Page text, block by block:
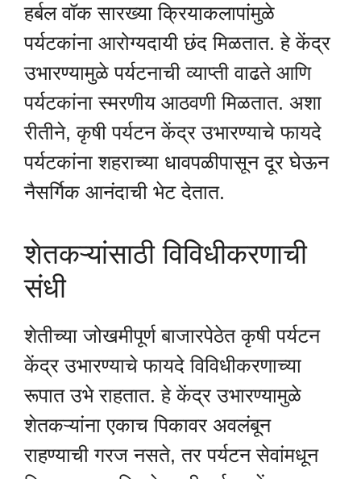
हर्बल वॉक सारख्या क्रियाकलापांमुळे
पर्यटकांना आरोग्यदायी छंद मिळतात. हे केंद्र
उभारण्यामुळे पर्यटनाची व्याप्ती वाढते आणि
पर्यटकांना स्मरणीय आठवणी मिळतात. अशा
रीतीने, कृषी पर्यटन केंद्र उभारण्याचे फायदे
पर्यटकांना शहराच्या धावपळीपासून दूर घेऊन
नैसर्गिक आनंदाची भेट देतात.
शेतकऱ्यांसाठी विविधीकरणाची
संधी
शेतीच्या जोखमीपूर्ण बाजारपेठेत कृषी पर्यटन
केंद्र उभारण्याचे फायदे विविधीकरणाच्या
रूपात उभे राहतात. हे केंद्र उभारण्यामुळे
शेतकऱ्यांना एकाच पिकावर अवलंबून
राहण्याची गरज नसते, तर पर्यटन सेवांमधून